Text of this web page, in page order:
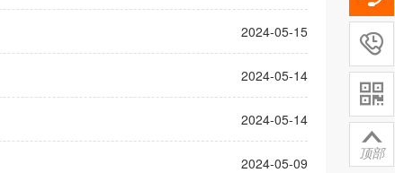
2024-05-15
2024-05-14
2024-05-14
2024-05-09



顶部